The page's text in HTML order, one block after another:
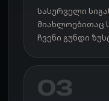
სასურველი
მიახლოებითაც
ჩვენი გუნდი
03